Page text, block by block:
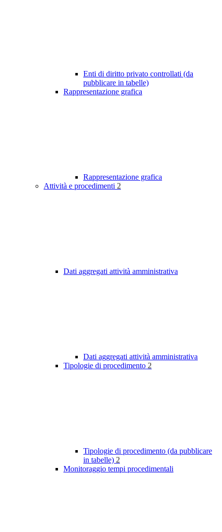
Enti di diritto privato controllati (da
pubblicare in tabelle)
Rappresentazione grafica
Rappresentazione grafica
Attività e procedimenti 2
Dati aggregati attività amministrativa
Dati aggregati attività amministrativa
Tipologie di procedimento 2
Tipologie di procedimento (da pubblicare
in tabelle) 2
Monitoraggio tempi procedimentali